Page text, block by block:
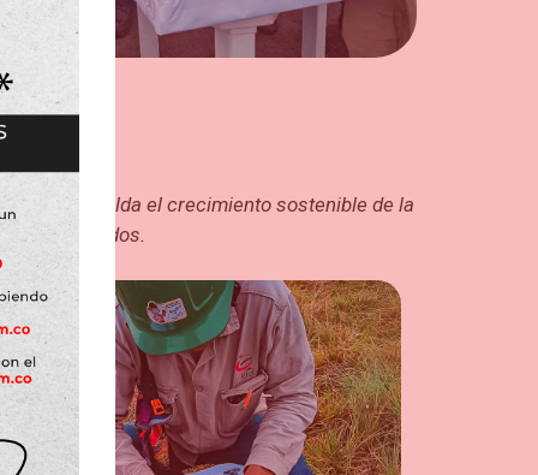
respalda el crecimiento sostenible de la
para todos.